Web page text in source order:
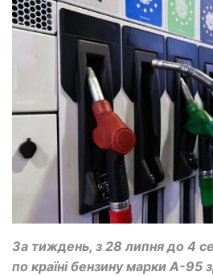
За тиждень, з 28 липня до 4
по країні бензину марки А-95